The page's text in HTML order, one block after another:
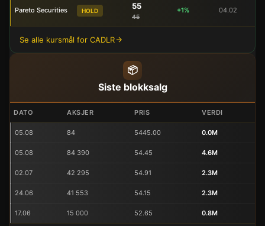
Pareto Securities HOLD 55
45
+1% 04.02
Se alle kursmål for CADLR
📦
Siste blokksalg
DATO AKSJER PRIS VERDI
05.08 84 5445.00 0.0M
05.08 84 390 54.45 4.6M
02.07 42 295 54.91 2.3M
24.06 41 553 54.15 2.3M
17.06 15 000 52.65 0.8M